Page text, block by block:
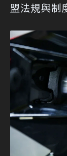
盟法規與制